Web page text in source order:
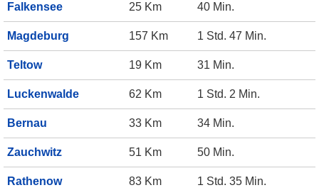
Falkensee 25 Km 40 Min.
Magdeburg 157 Km 1 Std. 47 Min.
Teltow 19 Km 31 Min.
Luckenwalde 62 Km 1 Std. 2 Min.
Bernau 33 Km 34 Min.
Zauchwitz 51 Km 50 Min.
Rathenow 83 Km 1 Std. 35 Min.